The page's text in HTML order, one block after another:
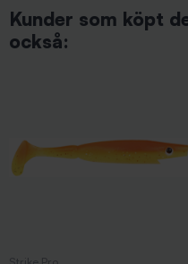
Kunder som köpt
också: